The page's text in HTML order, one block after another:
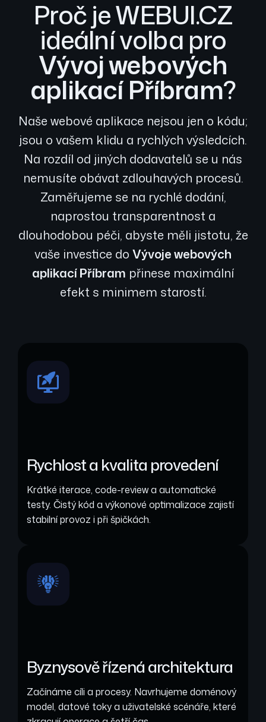
Proč je WEBUI.CZ
ideální volba pro
Vývoj webových
aplikací Příbram?
Naše webové aplikace nejsou jen o kódu;
jsou o vašem klidu a rychlých výsledcích.
Na rozdíl od jiných dodavatelů se u nás
nemusíte obávat zdlouhavých procesů.
Zaměřujeme se na rychlé dodání,
naprostou transparentnost a
dlouhodobou péči, abyste měli jistotu, že
vaše investice do Vývoje webových
aplikací Příbram přinese maximální
efekt s minimem starostí.
Rychlost a kvalita provedení
Krátké iterace, code-review a automatické
testy. Čistý kód a výkonové optimalizace zajistí
stabilní provoz i při špičkách.
Byznysově řízená architektura
Začínáme cíli a procesy. Navrhujeme doménový
model, datové toky a uživatelské scénáře, které